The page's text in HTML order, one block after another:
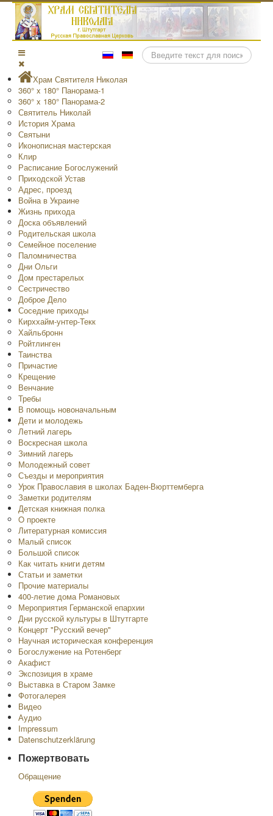
Поиск
Храм Святителя Николая
360° x 180° Панорама-1
360° x 180° Панорама-2
Святитель Николай
История Храма
Святыни
Иконописная мастерская
Клир
Расписание Богослужений
Приходской Устав
Адрес, проезд
Война в Украине
Жизнь прихода
Доска объявлений
Родительская школа
Семейное поселение
Паломничества
Дни Ольги
Дом престарелых
Сестричество
Доброе Дело
Соседние приходы
Кирххайм-унтер-Текк
Хайльбронн
Ройтлинген
Таинства
Причастие
Крещение
Венчание
Требы
В помощь новоначальным
Дети и молодежь
Летний лагерь
Воскресная школа
Зимний лагерь
Молодежный совет
Съезды и мероприятия
Урок Православия в школах Баден-Вюрттемберга
Заметки родителям
Детская книжная полка
O проекте
Литературная комиссия
Малый список
Большой список
Как читать книги детям
Статьи и заметки
Прочие материалы
400-летие дома Романовых
Мероприятия Германской епархии
Дни русской культуры в Штутгарте
Концерт "Русский вечер"
Научная историческая конференция
Богослужение на Ротенберг
Акафист
Экспозиция в храме
Выставка в Старом Замке
Фотогалерея
Видео
Аудио
Impressum
Datenschutzerklärung
Пожертвовать
Обращение